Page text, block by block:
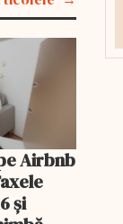
Airbnb
și